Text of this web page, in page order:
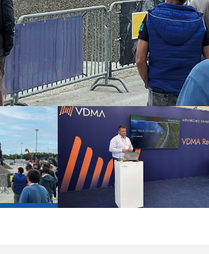
Frank Lebender
des
Aufbereitung,
Stage.